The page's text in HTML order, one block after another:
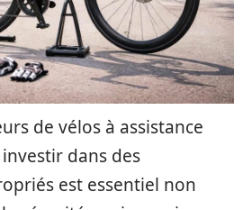
de vélos à assistance
dans des
est essentiel non